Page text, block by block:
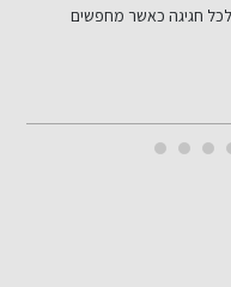
חגיגה כאשר מחפשים